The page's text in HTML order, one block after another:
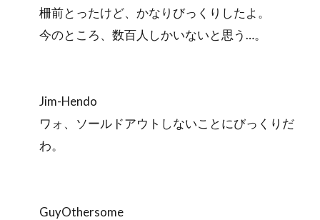
柵前とったけど、かなりびっくりしたよ。
今のところ、数百人しかいないと思う…。
Jim-Hendo
ワォ、ソールドアウトしないことにびっくりだ
わ。
GuyOthersome